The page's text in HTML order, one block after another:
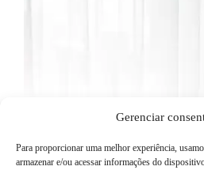
Gerenciar
Para proporcionar uma melhor experiência,
armazenar e/ou acessar informações do